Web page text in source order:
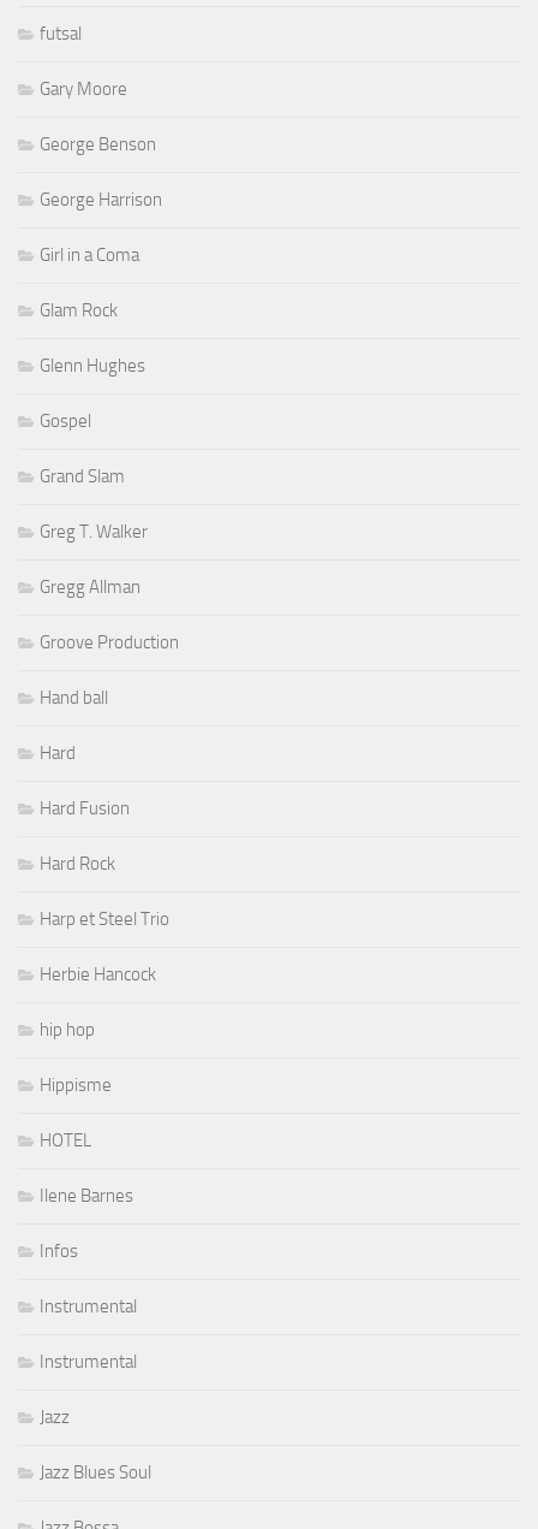
futsal
Gary Moore
George Benson
George Harrison
Girl in a Coma
Glam Rock
Glenn Hughes
Gospel
Grand Slam
Greg T. Walker
Gregg Allman
Groove Production
Hand ball
Hard
Hard Fusion
Hard Rock
Harp et Steel Trio
Herbie Hancock
hip hop
Hippisme
HOTEL
Ilene Barnes
Infos
Instrumental
Instrumental
Jazz
Jazz Blues Soul